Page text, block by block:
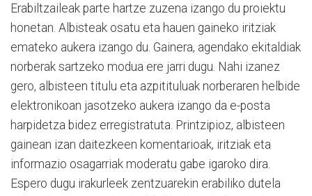
Erabiltzaileak parte hartze zuzena izango du proiektu
honetan. Albisteak osatu eta hauen gaineko iritziak
emateko aukera izango du. Gainera, agendako ekitaldiak
norberak sartzeko modua ere jarri dugu. Nahi izanez
gero, albisteen titulu eta azpitituluak norberaren helbide
elektronikoan jasotzeko aukera izango da e-posta
harpidetza bidez erregistratuta. Printzipioz, albisteen
gainean izan daitezkeen komentarioak, iritziak eta
informazio osagarriak moderatu gabe igaroko dira.
Espero dugu irakurleek zentzuarekin erabiliko dutela